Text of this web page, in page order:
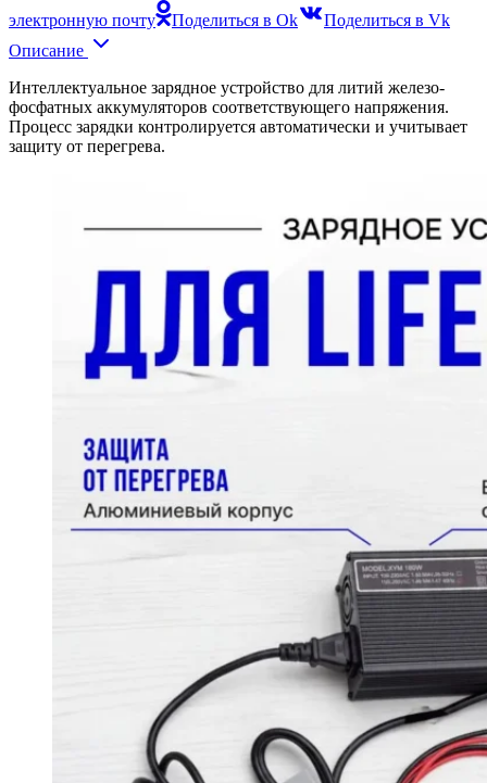
электронную почту
Поделиться в Ok
Поделиться в Vk
Описание
Интеллектуальное зарядное устройство для литий железо-
фосфатных аккумуляторов соответствующего напряжения.
Процесс зарядки контролируется автоматически и учитывает
защиту от перегрева.